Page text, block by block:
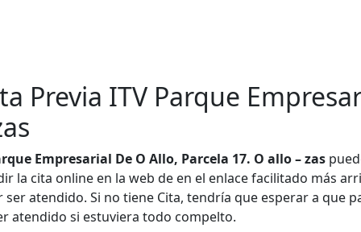
Previa ITV Parque
Empresarial De O Allo, Parcela 17. O allo – zas
la cita online en la web de en el enlace facilitado más
ser atendido. Si no tiene Cita, tendría que esperar a que
atendido si estuviera todo compelto.